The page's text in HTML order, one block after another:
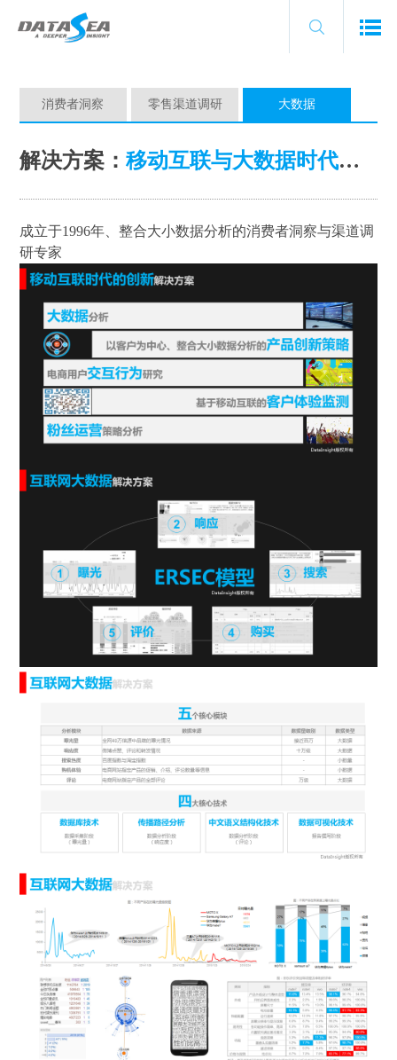
消费者洞察 零售渠道调研 大数据
解决方案： 移动互联与大数据时代创新
成立于1996年、整合大小数据分析的消费者洞察与渠道调
研专家